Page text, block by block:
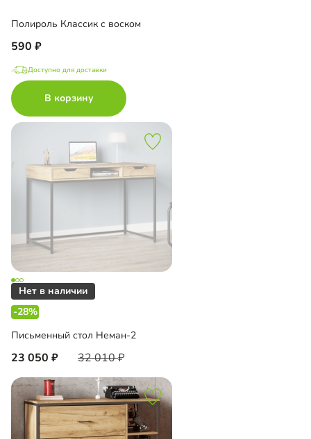
Полироль Классик с воском
590
Доступно для доставки
В корзину
-28%
Письменный стол Неман-2
23 050 32 010